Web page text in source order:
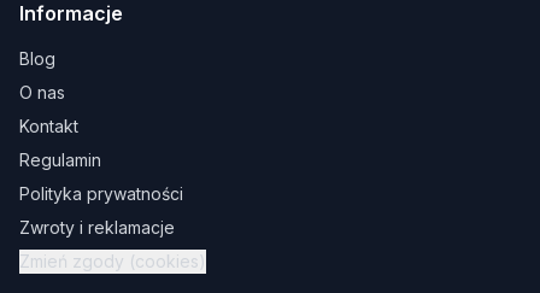
Informacje
Blog
O nas
Kontakt
Regulamin
Polityka prywatności
Zwroty i reklamacje
Zmień zgody (cookies)